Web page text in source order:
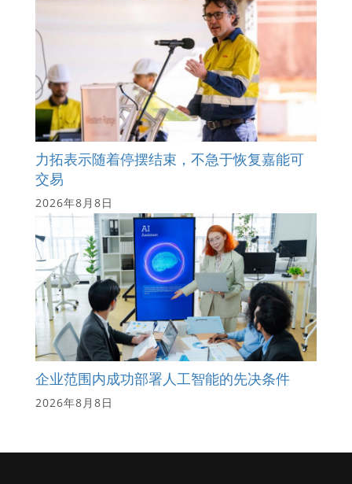
力拓表示随着停摆结束，不急于恢复嘉能可
交易
2026年8月8日
企业范围内成功部署人工智能的先决条件
2026年8月8日